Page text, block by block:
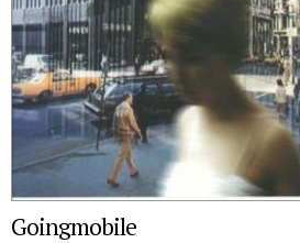
Goingmobile